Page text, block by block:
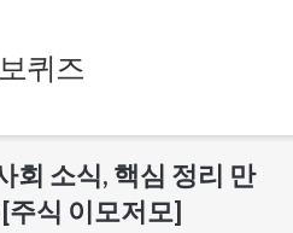
퀴즈
회 소식, 핵심 정리 만
주식 이모저모]